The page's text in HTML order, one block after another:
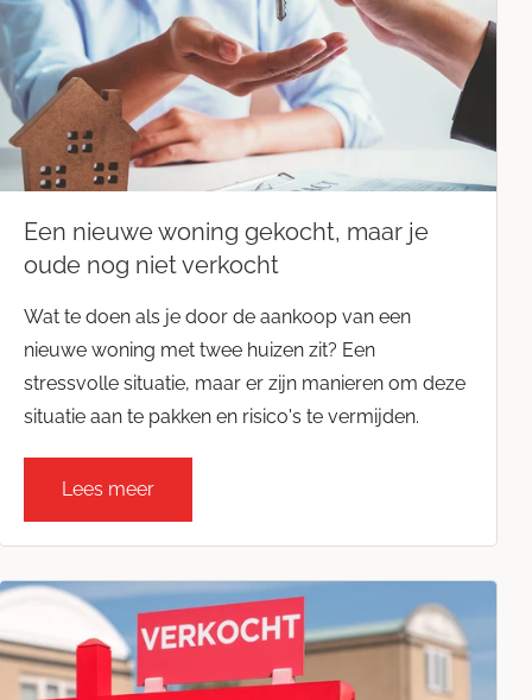
Een nieuwe woning gekocht, maar je
oude nog niet verkocht
Wat te doen als je door de aankoop van een
nieuwe woning met twee huizen zit? Een
stressvolle situatie, maar er zijn manieren om deze
situatie aan te pakken en risico's te vermijden.
Lees meer